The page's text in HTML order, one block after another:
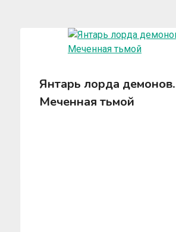
Янтарь лорда демонов.
Меченная тьмой